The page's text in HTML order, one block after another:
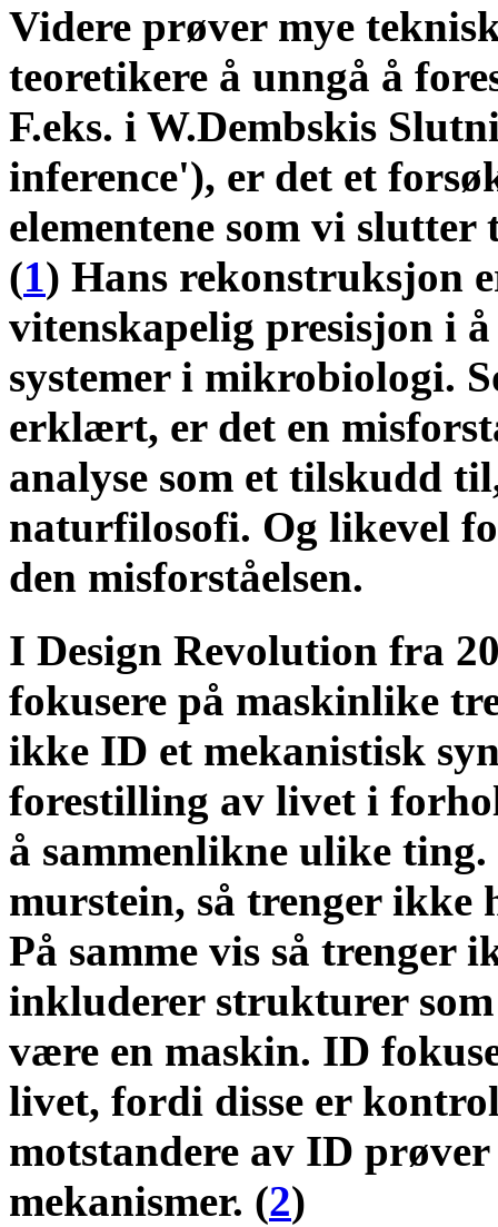
Videre prøver mye
teoretikere å unngå å
F.eks. i W.Dembskis
inference'), er det et
elementene som vi
(1) Hans rekonstruksjon
vitenskapelig presisjon i
systemer i mikrobiologi.
erklært, er det en
analyse som et tilskudd
naturfilosofi. Og likevel
den misforståelsen.
I Design Revolution fra
fokusere på maskinlike
ikke ID et mekanistisk
forestilling av livet i
å sammenlikne ulike
murstein, så trenger ikke
På samme vis så trenger
inkluderer strukturer som
være en maskin. ID
livet, fordi disse er
motstandere av ID
mekanismer. (2)